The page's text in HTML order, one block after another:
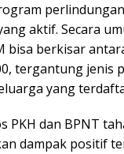
aktif. Secara
bisa berkisar
tergantung jenis
yang
PKH dan BPNT
dampak positif